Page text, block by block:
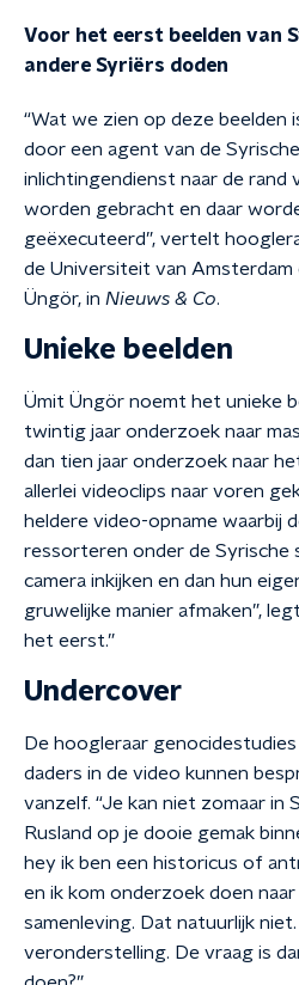
Voor het eerst beelden van
andere Syriërs doden
“Wat we zien op deze beelden
door een agent van de
inlichtingendienst naar de rand
worden gebracht en daar
geëxecuteerd”, vertelt
de Universiteit van Amsterdam
Üngör, in Nieuws & Co.
Unieke beelden
Ümit Üngör noemt het unieke
twintig jaar onderzoek naar
dan tien jaar onderzoek naar
allerlei videoclips naar voren
heldere video-opname waarbij
ressorteren onder de Syrische
camera inkijken en dan hun
gruwelijke manier afmaken”,
het eerst.”
Undercover
De hoogleraar
daders in de video kunnen
vanzelf. “Je kan niet zomaar in
Rusland op je dooie gemak
hey ik ben een historicus of
en ik kom onderzoek doen
samenleving. Dat natuurlijk
veronderstelling. De vraag is